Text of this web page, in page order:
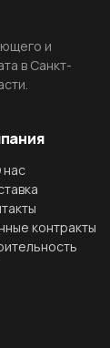
и
в Санкт-
нас
контракты